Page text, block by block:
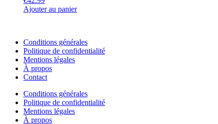
Ajouter au panier
Conditions générales
Politique de confidentialité
Mentions légales
À propos
Contact
Conditions générales
Politique de confidentialité
Mentions légales
À propos